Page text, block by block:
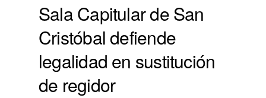
Sala Capitular de San
Cristóbal defiende
legalidad en sustitución
de regidor